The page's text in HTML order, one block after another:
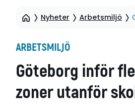
Nyheter Arbetsmiljö
ARBETSMILJÖ
Göteborg inför
zoner utanför